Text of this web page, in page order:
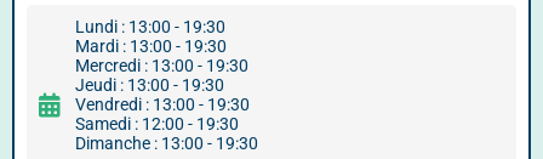
Lundi : 13:00 - 19:30
Mardi : 13:00 - 19:30
Mercredi : 13:00 - 19:30
Jeudi : 13:00 - 19:30
Vendredi : 13:00 - 19:30
Samedi : 12:00 - 19:30
Dimanche : 13:00 - 19:30